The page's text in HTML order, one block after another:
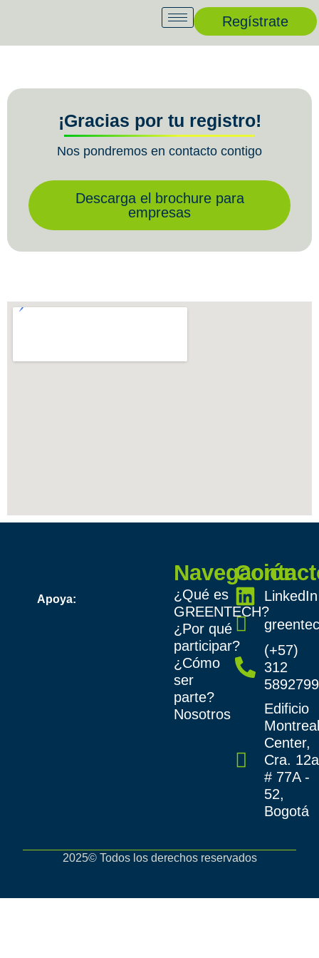
Regístrate
¡Gracias por tu registro!
Nos pondremos en contacto contigo
Descarga el brochure para
empresas
Apoya:
Navegación
¿Qué es
GREENTECH?
¿Por qué
participar?
¿Cómo
ser
parte?
Nosotros
LinkedIn
(+57)
312
5892799
Edificio
Center,
Cra. 12a
# 77A -
52,
Bogotá
2025© Todos los derechos reservados